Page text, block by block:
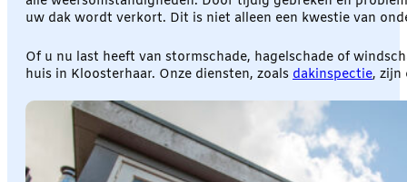
uw dak wordt verkort. Dit is niet alleen een kwestie van
Of u nu last heeft van stormschade, hagelschade of
huis in Kloosterhaar. Onze diensten, zoals dakinspectie, zijn